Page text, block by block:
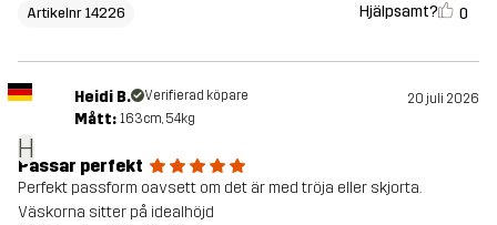
Artikelnr 14226 Hjälpsamt? 0
H
Heidi B. Verifierad köpare 20 juli 2026
Mått: 163cm, 54kg
Passar perfekt
Perfekt passform oavsett om det är med tröja eller skjorta.
Väskorna sitter på idealhöjd